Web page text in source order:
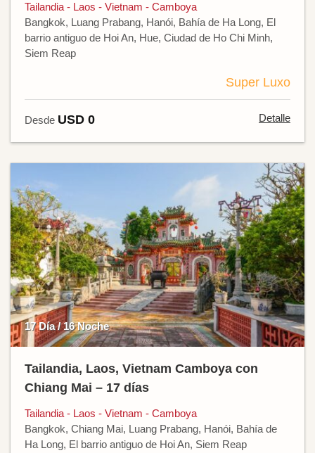
Tailandia - Laos - Vietnam - Camboya
Bangkok, Luang Prabang, Hanói, Bahía de Ha Long, El
barrio antiguo de Hoi An, Hue, Ciudad de Ho Chi Minh,
Siem Reap
Super Luxo
Desde USD 0 Detalle
17 Día / 16 Noche
Tailandia, Laos, Vietnam Camboya con
Chiang Mai – 17 días
Tailandia - Laos - Vietnam - Camboya
Bangkok, Chiang Mai, Luang Prabang, Hanói, Bahía de
Ha Long, El barrio antiguo de Hoi An, Siem Reap